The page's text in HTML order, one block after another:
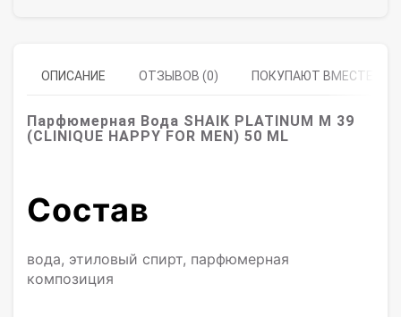
ОПИСАНИЕ ОТЗЫВОВ (0) ПОКУПАЮТ ВМЕСТЕ
Парфюмерная Вода SHAIK PLATINUM M 39
(CLINIQUE HAPPY FOR MEN) 50 ML
Состав
вода, этиловый спирт, парфюмерная
композиция